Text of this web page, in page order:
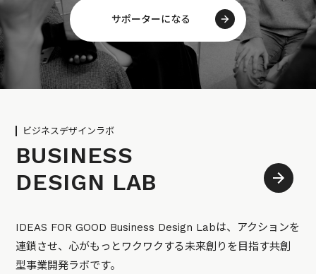
サポーターになる
ビジネスデザインラボ
BUSINESS
DESIGN LAB
IDEAS FOR GOOD Business Design Labは、アクションを
連鎖させ、心がもっとワクワクする未来創りを目指す共創
型事業開発ラボです。